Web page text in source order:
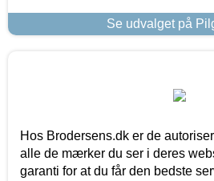
Se udvalget på
Hos Brodersens.dk er de
alle de mærker du ser i deres
garanti for at du får den bedste